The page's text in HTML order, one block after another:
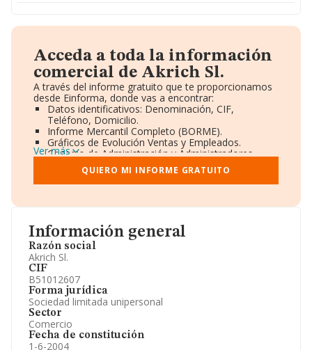
Información general
Razón social
Akrich Sl.
CIF
B51012607
Forma jurídica
Sociedad limitada unipersonal
Sector
Comercio
Fecha de constitución
1-6-2004
Acceda a toda la información
comercial de Akrich Sl.
A través del informe gratuito que te proporcionamos
desde Einforma, donde vas a encontrar:
Datos identificativos: Denominación, CIF,
Teléfono, Domicilio.
Informe Mercantil Completo (BORME).
Gráficos de Evolución Ventas y Empleados.
Consejo de Administración y Administradores.
Directivos y Ejecutivos.
Accionistas.
Participaciones y Vinculaciones en otras empresas.
Información oficial y registral complementaria.
Ver más
QUIERO MI INFORME GRATUITO